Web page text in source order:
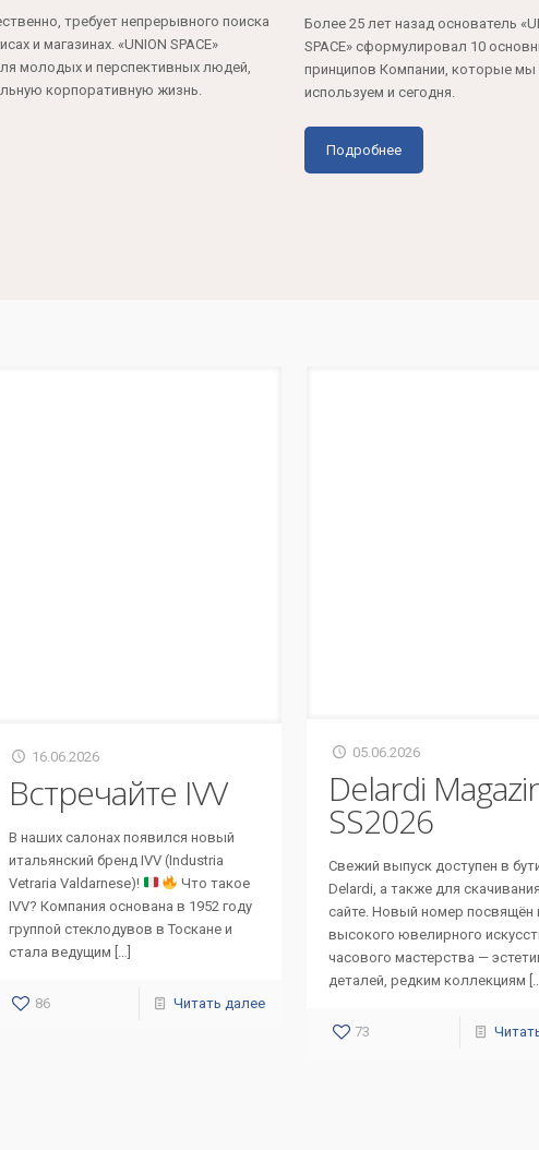
требует непрерывного поиска
и магазинах. «UNION SPACE»
молодых и перспективных людей,
корпоративную жизнь.
Более 25 лет назад основатель
SPACE» сформулировал 10
принципов Компании, которые мы
используем и сегодня.
Подробнее
16.06.2026
Встречайте IVV
В наших салонах появился новый
итальянский бренд IVV (Industria
Vetraria Valdarnese)!
Что такое
IVV? Компания основана в 1952 году
группой стеклодувов в Тоскане и
стала ведущим […]
86 Читать далее
05.06.2026
Delardi
SS2026
Свежий выпуск доступен в
Delardi, а также для
сайте. Новый номер посвящён
высокого ювелирного
часового мастерства —
деталей, редким коллекциям
73